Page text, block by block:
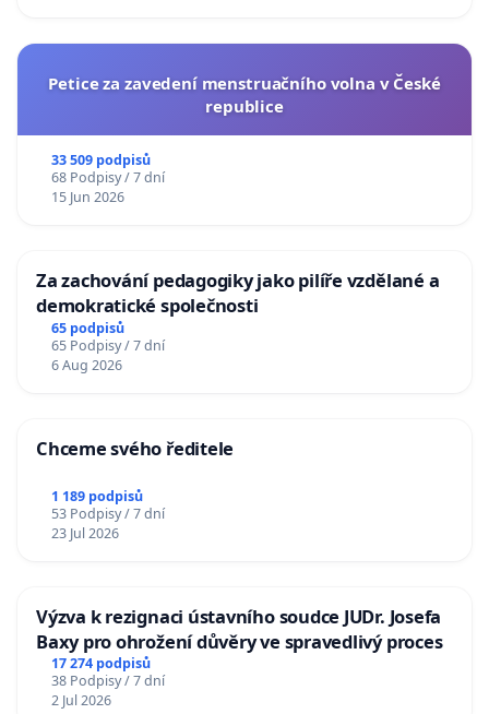
Petice za zavedení menstruačního volna v České
republice
33 509 podpisů
68 Podpisy / 7 dní
15 Jun 2026
Za zachování pedagogiky jako pilíře vzdělané a
demokratické společnosti
65 podpisů
65 Podpisy / 7 dní
6 Aug 2026
Chceme svého ředitele
1 189 podpisů
53 Podpisy / 7 dní
23 Jul 2026
Výzva k rezignaci ústavního soudce JUDr. Josefa
Baxy pro ohrožení důvěry ve spravedlivý proces
17 274 podpisů
38 Podpisy / 7 dní
2 Jul 2026